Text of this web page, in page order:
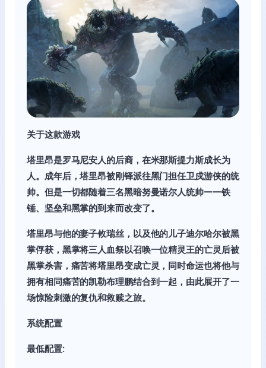
关于这款游戏
塔里昂是罗马尼安人的后裔，在米那斯提力斯成长为
人。成年后，塔里昂被刚铎派往黑门担任卫戍游侠的统
帅。但是一切都随着三名黑暗努曼诺尔人统帅——铁
锤、坚垒和黑掌的到来而改变了。
塔里昂与他的妻子攸瑞丝，以及他的儿子迪尔哈尔被黑
掌俘获，黑掌将三人血祭以召唤一位精灵王的亡灵后被
黑掌杀害，痛苦将塔里昂变成亡灵，同时命运也将他与
拥有相同痛苦的凯勒布理鹏结合到一起，由此展开了一
场惊险刺激的复仇和救赎之旅。
系统配置
最低配置: